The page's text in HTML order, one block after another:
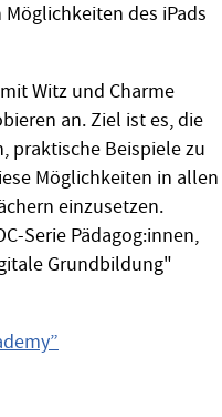
des iPads
Witz und Charme
an. Ziel ist es, die
praktische Beispiele zu
Möglichkeiten in allen
einzusetzen.
Serie Pädagog:innen,
Grundbildung"